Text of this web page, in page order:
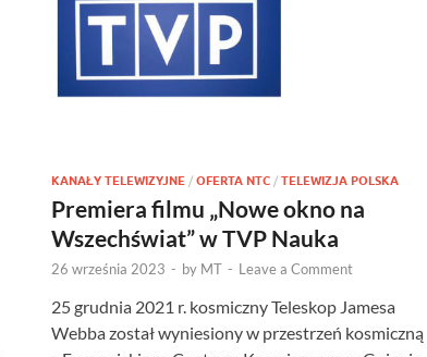
KANAŁY TELEWIZYJNE / OFERTA NTC / TELEWIZJA POLSKA
Premiera filmu „Nowe okno na
Wszechświat” w TVP Nauka
26 września 2023 - by MT - Leave a Comment
25 grudnia 2021 r. kosmiczny Teleskop Jamesa
Webba został wyniesiony w przestrzeń kosmiczną